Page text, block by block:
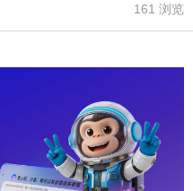
161 浏览